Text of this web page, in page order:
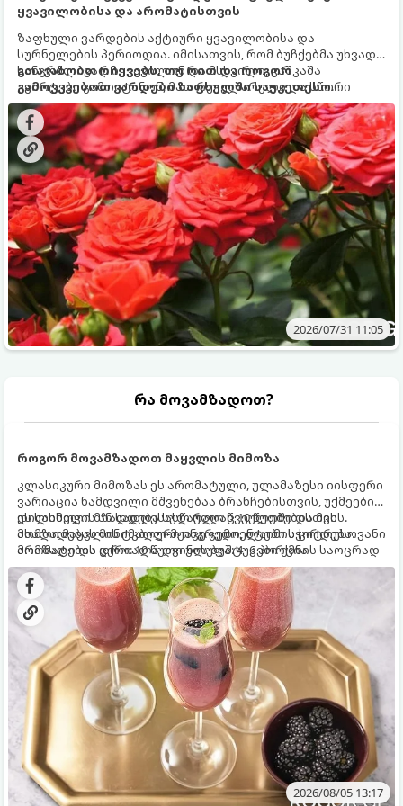
ყვავილობისა და არომატისთვის
ზაფხული ვარდების აქტიური ყვავილობისა და
სურნელების პერიოდია. იმისათვის, რომ ბუჩქებმა უხვად,
ხანგრძლივად იყვავილონ და მსხვილი, კაშკაშა
კვირტები გამოიტანონ, მათ რეგულარული და სწორი
გამოკვება სჭირდებათ. ზაფხულის პერიოდში მცენარის
მოთხოვნილებები იცვლება, ამიტომ მნიშვნელოვანია
ვიცოდეთ, რომელი სასუქები გამოიყენება ამ დროს.
გთავაზობთ რჩევებს, თუ რით და როგორ
გამოვკვებოთ ვარდები ზაფხულში საუკეთესო
შედეგის მისაღწევად:
2026/07/31 11:05
რა მოვამზადოთ?
როგორ მოვამზადოთ მაყვლის მიმოზა
კლასიკური მიმოზას ეს არომატული, ულამაზესი იისფერი
ვარიაცია ნამდვილი მშვენებაა ბრანჩებისთვის, უქმეების
დილისთვის ან სადღესასწაულო წვეულებებისთვის.
ახალი მაყვლის ტკბილ-მჟავე გემო, ლაიმის ციტრუსოვანი
არომატი და ცქრიალა ღვინის ბუშტუკები ქმნის საოცრად
დახვეწილ და მაგრილებელ კოქტეილს.
ეს სასმელი მზადდება სულ რაღაც 10 წუთში და მის
მომზადებას მინიმალური ინგრედიენტები სჭირდება.
მომზადების დრო: 10 წუთი ულუფა: 4–6 პორცია
2026/08/05 13:17